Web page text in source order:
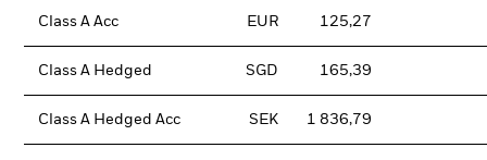
Class A Acc EUR 125,27
Class A Hedged SGD 165,39
Class A Hedged Acc SEK 1 836,79